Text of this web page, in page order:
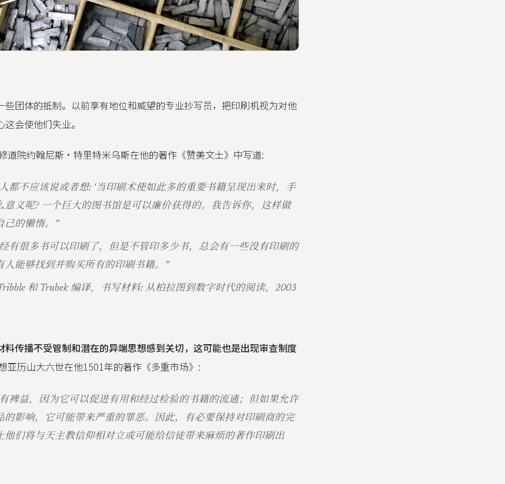
些团体的抵制。以前享有地位和威望的专业抄写员，把印刷机视为对他
会使他们失业。
道院约翰尼斯·特里特米乌斯在他的著作《赞美文士》中写道:
都不应该说或者想: ‘当印刷术使如此多的重要书籍呈现出来时，手
意义呢? 一个巨大的图书馆是可以廉价获得的。我告诉你，这样做
己的懒惰。”
有很多书可以印刷了，但是不管印多少书，总会有一些没有印刷的
人能够找到并购买所有的印刷书籍。”
和 Trubek 编译，书写材料: 从柏拉图到数字时代的阅读，2003
料传播不受管制和潜在的异端思想感到关切，这可能也是出现审查制度
亚历山大六世在他1501年的著作《多重市场》:
裨益，因为它可以促进有用和经过检验的书籍的流通；但如果允许
的影响，它可能带来严重的罪恶。因此，有必要保持对印刷商的完
他们将与天主教信仰相对立或可能给信徒带来麻烦的著作印刷出